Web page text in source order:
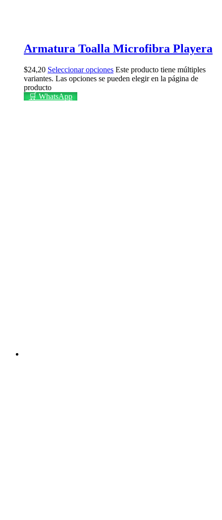
Armatura Toalla Microfibra Playera
$24,20 Seleccionar opciones Este producto tiene múltiples
variantes. Las opciones se pueden elegir en la página de
producto
🛒 WhatsApp